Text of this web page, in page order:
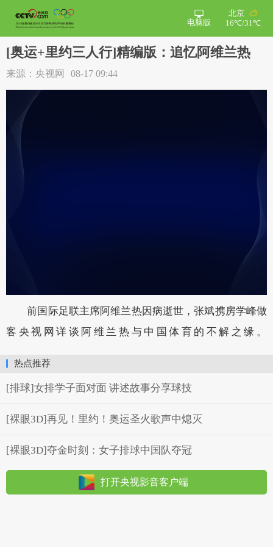
北京
16℃/31℃
电脑版
[奥运+里约三人行]精编版：追忆阿维兰热
来源：央视网 08-17 09:44
前国际足联主席阿维兰热因病逝世，张斌携房学峰做
客央视网详谈阿维兰热与中国体育的不解之缘。
热点推荐
[排球]女排学子面对面 讲述故事分享球技
[裸眼3D]再见！里约！奥运圣火歌声中熄灭
[裸眼3D]夺金时刻：女子排球中国队夺冠
打开央视影音客户端